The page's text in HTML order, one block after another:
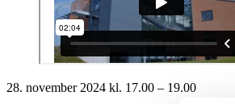
28. november 2024 kl. 17.00 – 19.00